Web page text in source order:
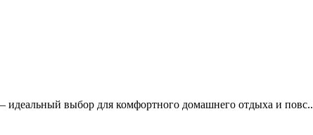
выбор для комфортного домашнего отдыха и повс..